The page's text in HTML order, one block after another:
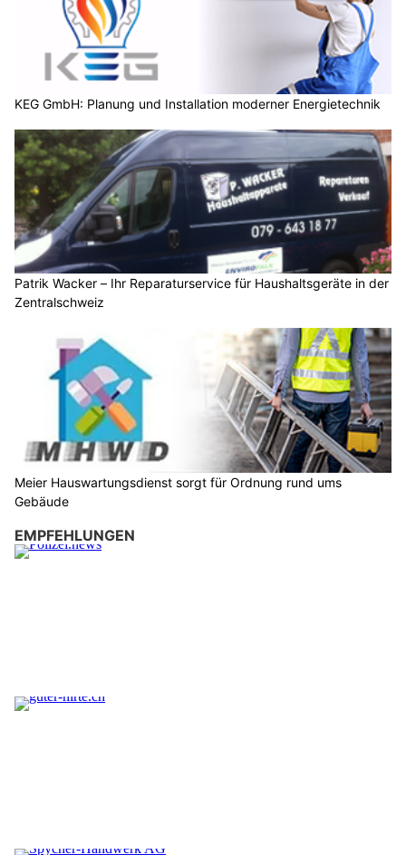
KEG GmbH: Planung und Installation moderner Energietechnik
Patrik Wacker – Ihr Reparaturservice für Haushaltsgeräte in der
Zentralschweiz
Meier Hauswartungsdienst sorgt für Ordnung rund ums
Gebäude
EMPFEHLUNGEN